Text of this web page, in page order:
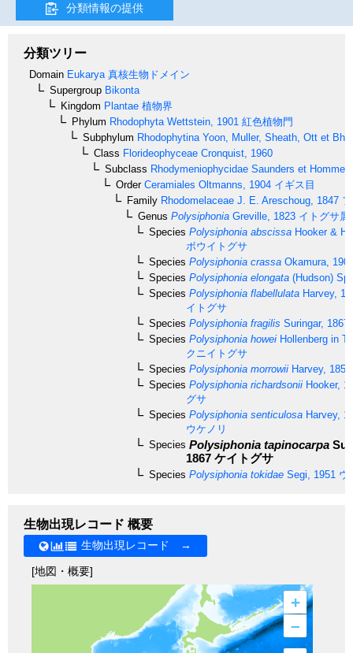
分類情報の提供
分類ツリー
Domain Eukarya 真核生物ドメイン
Supergroup Bikonta
Kingdom Plantae 植物界
Phylum Rhodophyta Wettstein, 1901 紅色植物門
Subphylum Rhodophytina Yoon, Muller, Sheath, Ott et
Class Florideophyceae Cronquist, 1960
Subclass Rhodymeniophycidae Saunders et
OrderCeramiales Oltmanns, 1904 イギス目
Family Rhodomelaceae J. E. Areschoug, 1847
Genus Polysiphonia Greville, 1823 イトグサ属
Species Polysiphonia abscissa Hooker &
ボウイトグサ
Species Polysiphonia crassa Okamura,
Species Polysiphonia elongata (Hudson)
Species Polysiphonia flabellulata Harvey,
イトグサ
Species Polysiphonia fragilis Suringar, 1867
Species Polysiphonia howei Hollenberg in
クニイトグサ
Species Polysiphonia morrowii Harvey, 1856
Species Polysiphonia richardsonii Hooker,
グサ
Species Polysiphonia senticulosa Harvey,
ウケノリ
Species Polysiphonia tapinocarpa
1867 ケイトグサ
Species Polysiphonia tokidae Segi, 1951 ウ
生物出現レコード 概要
生物出現レコード →
[地図・概要]
+
–